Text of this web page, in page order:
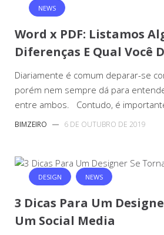
NEWS
Word x PDF: Listamos
Diferenças E Qual Você
Diariamente é comum deparar-se
porém nem sempre dá para
entre ambos. Contudo, é
BIMZEIRO — 6 DE OUTUBRO DE 2019
DESIGN NEWS
3 Dicas Para Um
Um Social Media